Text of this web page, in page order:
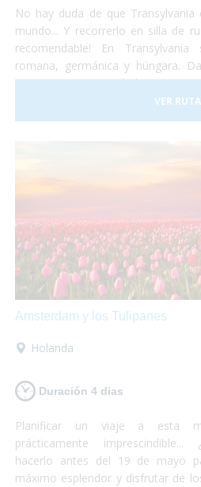
No hay duda de que
mundo... Y recorrerlo en silla de
recomendable! En
romana, germánica y húngara.
compuesta por ciudades muy
diferentes, artes y estilos de vida
más y haz las maletas para ir a
VER RUTA
Amsterdam y los Tulipanes
Holanda
Duración 4 dias
Planificar un viaje a esta
prácticamente
hacerlo antes del 19 de mayo
máximo esplendor y disfrutar de